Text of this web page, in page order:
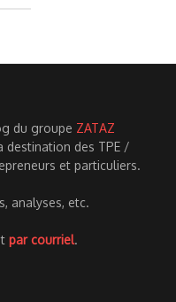
du groupe ZATAZ
destination des TPE /
et particuliers.
analyses, etc.
par courriel.